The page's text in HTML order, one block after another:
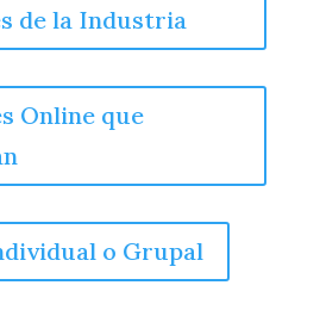
de la Industria
Online que
o Grupal